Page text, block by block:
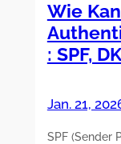
Wie
: SPF,
Jan. 21,
SPF (Sender